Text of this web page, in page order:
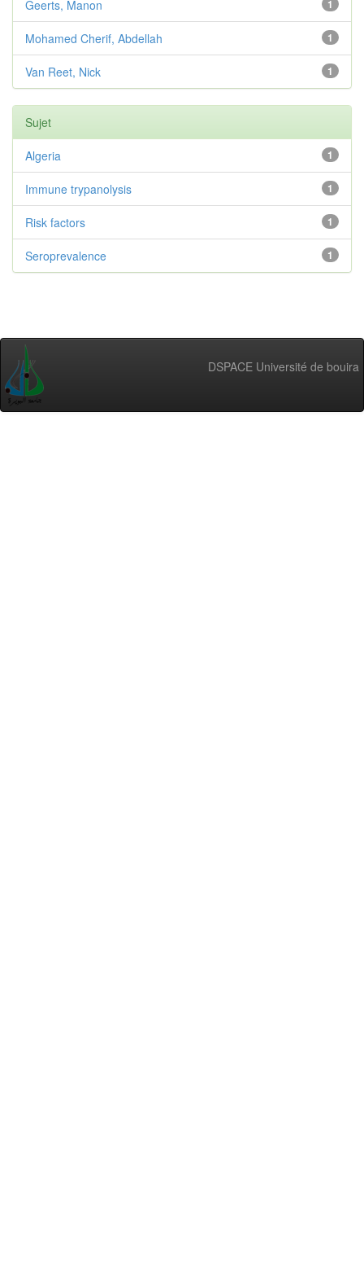
1
Geerts, Manon
1
Mohamed Cherif, Abdellah
1
Van Reet, Nick
Sujet
1
Algeria
1
Immune trypanolysis
1
Risk factors
1
Seroprevalence
DSPACE Université de bouira